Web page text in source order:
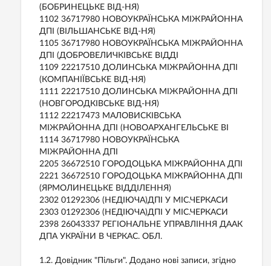
(БОБРИНЕЦЬКЕ ВIД-НЯ)
1102 36717980 НОВОУКРАЇНСЬКА МIЖРАЙОННА
ДПI (ВIЛЬШАНСЬКЕ ВIД-НЯ)
1105 36717980 НОВОУКРАЇНСЬКА МIЖРАЙОННА
ДПI (ДОБРОВЕЛИЧКIВСЬКЕ ВIДДI
1109 22217510 ДОЛИНСЬКА МIЖРАЙОННА ДПI
(КОМПАНIЇВСЬКЕ ВIД-НЯ)
1111 22217510 ДОЛИНСЬКА МIЖРАЙОННА ДПI
(НОВГОРОДКIВСЬКЕ ВIД-НЯ)
1112 22217473 МАЛОВИСКIВСЬКА
МIЖРАЙОННА ДПI (НОВОАРХАНГЕЛЬСЬКЕ ВI
1114 36717980 НОВОУКРАЇНСЬКА
МIЖРАЙОННА ДПI
2205 36672510 ГОРОДОЦЬКА МIЖРАЙОННА ДПI
2221 36672510 ГОРОДОЦЬКА МIЖРАЙОННА ДПI
(ЯРМОЛИНЕЦЬКЕ ВIДДIЛЕННЯ)
2302 01292306 (НЕДIЮЧА)ДПI У МIС.ЧЕРКАСИ
2303 01292306 (НЕДIЮЧА)ДПI У МIС.ЧЕРКАСИ
2398 26043337 РЕГIОНАЛЬНЕ УПРАВЛIННЯ ДААК
ДПА УКРАЇНИ В ЧЕРКАС. ОБЛ.
1.2. Довідник "Пільги". Додано нові записи, згідно